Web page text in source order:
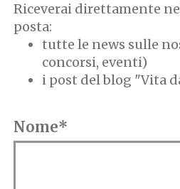
Riceverai direttamente
posta:
tutte le news sulle
concorsi, eventi)
i post del blog "Vita
Nome*